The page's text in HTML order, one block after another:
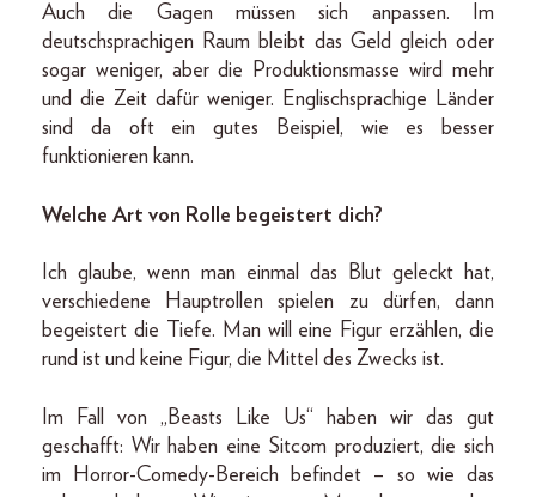
Auch die Gagen müssen sich anpassen. Im
deutschsprachigen Raum bleibt das Geld gleich oder
sogar weniger, aber die Produktionsmasse wird mehr
und die Zeit dafür weniger. Englischsprachige Länder
sind da oft ein gutes Beispiel, wie es besser
funktionieren kann.
Welche Art von Rolle begeistert dich?
Ich glaube, wenn man einmal das Blut geleckt hat,
verschiedene Hauptrollen spielen zu dürfen, dann
begeistert die Tiefe. Man will eine Figur erzählen, die
rund ist und keine Figur, die Mittel des Zwecks ist.
Im Fall von „Beasts Like Us“ haben wir das gut
geschafft: Wir haben eine Sitcom produziert, die sich
im Horror-Comedy-Bereich befindet – so wie das